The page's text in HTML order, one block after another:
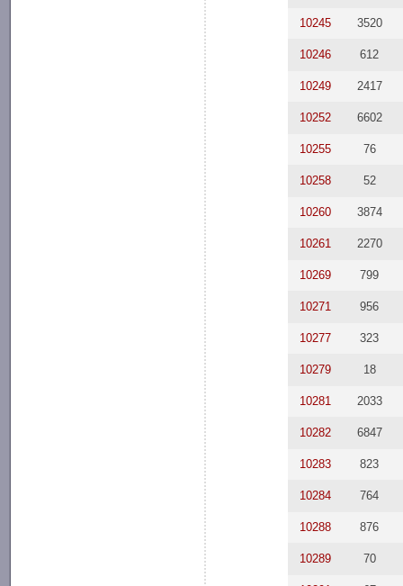
10245 3520
10246 612
10249 2417
10252 6602
10255 76
10258 52
10260 3874
10261 2270
10269 799
10271 956
10277 323
10279 18
10281 2033
10282 6847
10283 823
10284 764
10288 876
10289 70